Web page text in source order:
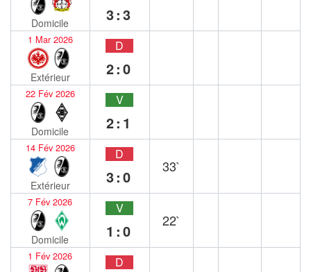
Domicile 3:3
1 Mar 2026
Extérieur
D
2:0
22 Fév 2026
Domicile
V
2:1
14 Fév 2026
Extérieur
D
3:0
33`
7 Fév 2026
Domicile
V
1:0
22`
1 Fév 2026 D